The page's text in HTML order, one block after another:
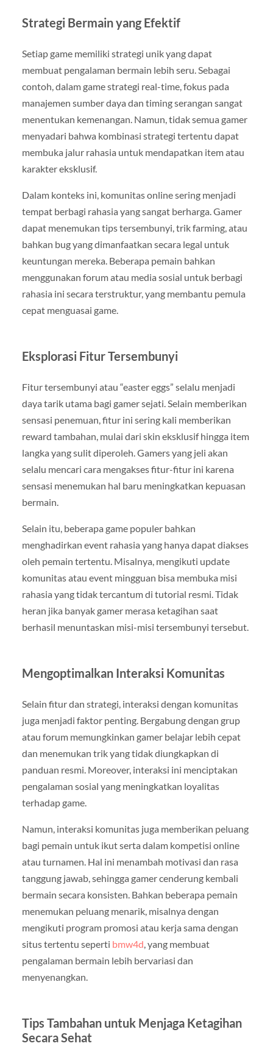
Strategi Bermain yang Efektif
Setiap game memiliki strategi unik yang dapat
membuat pengalaman bermain lebih seru. Sebagai
contoh, dalam game strategi real-time, fokus pada
manajemen sumber daya dan timing serangan sangat
menentukan kemenangan. Namun, tidak semua gamer
menyadari bahwa kombinasi strategi tertentu dapat
membuka jalur rahasia untuk mendapatkan item atau
karakter eksklusif.
Dalam konteks ini, komunitas online sering menjadi
tempat berbagi rahasia yang sangat berharga. Gamer
dapat menemukan tips tersembunyi, trik farming, atau
bahkan bug yang dimanfaatkan secara legal untuk
keuntungan mereka. Beberapa pemain bahkan
menggunakan forum atau media sosial untuk berbagi
rahasia ini secara terstruktur, yang membantu pemula
cepat menguasai game.
Eksplorasi Fitur Tersembunyi
Fitur tersembunyi atau “easter eggs” selalu menjadi
daya tarik utama bagi gamer sejati. Selain memberikan
sensasi penemuan, fitur ini sering kali memberikan
reward tambahan, mulai dari skin eksklusif hingga item
langka yang sulit diperoleh. Gamers yang jeli akan
selalu mencari cara mengakses fitur-fitur ini karena
sensasi menemukan hal baru meningkatkan kepuasan
bermain.
Selain itu, beberapa game populer bahkan
menghadirkan event rahasia yang hanya dapat diakses
oleh pemain tertentu. Misalnya, mengikuti update
komunitas atau event mingguan bisa membuka misi
rahasia yang tidak tercantum di tutorial resmi. Tidak
heran jika banyak gamer merasa ketagihan saat
berhasil menuntaskan misi-misi tersembunyi tersebut.
Mengoptimalkan Interaksi Komunitas
Selain fitur dan strategi, interaksi dengan komunitas
juga menjadi faktor penting. Bergabung dengan grup
atau forum memungkinkan gamer belajar lebih cepat
dan menemukan trik yang tidak diungkapkan di
panduan resmi. Moreover, interaksi ini menciptakan
pengalaman sosial yang meningkatkan loyalitas
terhadap game.
Namun, interaksi komunitas juga memberikan peluang
bagi pemain untuk ikut serta dalam kompetisi online
atau turnamen. Hal ini menambah motivasi dan rasa
tanggung jawab, sehingga gamer cenderung kembali
bermain secara konsisten. Bahkan beberapa pemain
menemukan peluang menarik, misalnya dengan
mengikuti program promosi atau kerja sama dengan
situs tertentu seperti bmw4d, yang membuat
pengalaman bermain lebih bervariasi dan
menyenangkan.
Tips Tambahan untuk Menjaga Ketagihan
Secara Sehat